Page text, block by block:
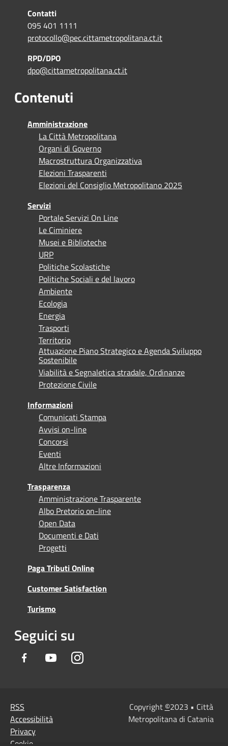
Contatti
095 401 1111
protocollo@pec.cittametropolitana.ct.it
RPD/DPO
dpo@cittametropolitana.ct.it
Contenuti
Amministrazione
La Città Metropolitana
Organi di Governo
Macrostruttura Organizzativa
Elezioni Trasparenti
Elezioni del Consiglio Metropolitano 2025
Servizi
Portale Servizi On Line
Le Ciminiere
Musei e Biblioteche
URP
Politiche Scolastiche
Politiche Sociali e del lavoro
Ambiente
Ecologia
Energia
Trasporti
Territorio
Attuazione Piano Strategico e Agenda Sviluppo
Sostenibile
Viabilità e Segnaletica stradale, Ordinanze
Protezione Civile
Informazioni
Comunicati Stampa
Avvisi on-line
Concorsi
Eventi
Altre Informazioni
Trasparenza
Amministrazione Trasparente
Albo Pretorio on-line
Open Data
Documenti e Dati
Progetti
Paga Tributi Online
Customer Satisfaction
Turismo
Seguici su
Facebook YoutubeInstagram
RSS
Accessibilità
Privacy
Copyright ©2023 • Città
Metropolitana di Catania